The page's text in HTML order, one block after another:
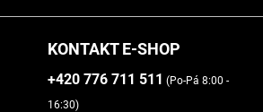
KONTAKT E-SHOP
+420 776 711 511 (Po-Pá 8:00 -
16:30)